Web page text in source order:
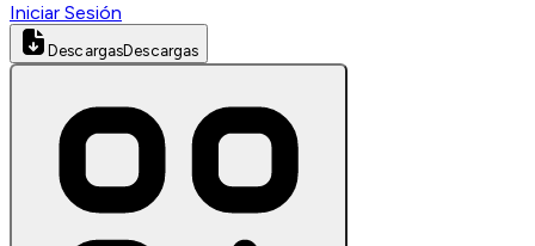
Iniciar Sesión
DescargasDescargas